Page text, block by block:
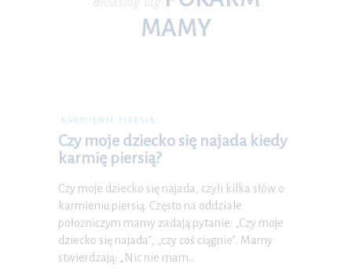
MAMY
KARMIENIE PIERSIĄ
Czy moje dziecko się najada kiedy
karmię piersią?
Czy moje dziecko się najada, czyli kilka słów o
karmieniu piersią. Często na oddziale
położniczym mamy zadają pytanie: „Czy moje
dziecko się najada”, „czy coś ciągnie”. Mamy
stwierdzają: „Nic nie mam…